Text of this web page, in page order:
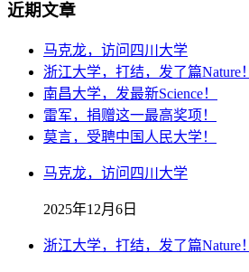
近期文章
马克龙，访问四川大学
浙江大学，打结，发了篇Nature！
南昌大学，发最新Science！
雷军，捐赠这一最高奖项！
莫言，受聘中国人民大学！
马克龙，访问四川大学
2025年12月6日
浙江大学，打结，发了篇Nature！